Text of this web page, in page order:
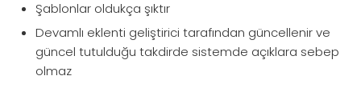
Şablonlar oldukça şıktır
Devamlı eklenti geliştirici tarafından güncellenir ve
güncel tutulduğu takdirde sistemde açıklara sebep
olmaz